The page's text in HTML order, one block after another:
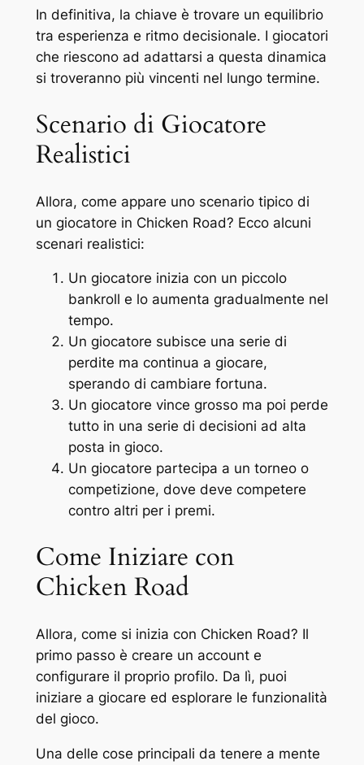
In definitiva, la chiave è trovare un equilibrio
tra esperienza e ritmo decisionale. I giocatori
che riescono ad adattarsi a questa dinamica
si troveranno più vincenti nel lungo termine.
Scenario di Giocatore
Realistici
Allora, come appare uno scenario tipico di
un giocatore in Chicken Road? Ecco alcuni
scenari realistici:
Un giocatore inizia con un piccolo
bankroll e lo aumenta gradualmente nel
tempo.
Un giocatore subisce una serie di
perdite ma continua a giocare,
sperando di cambiare fortuna.
Un giocatore vince grosso ma poi perde
tutto in una serie di decisioni ad alta
posta in gioco.
Un giocatore partecipa a un torneo o
competizione, dove deve competere
contro altri per i premi.
Come Iniziare con
Chicken Road
Allora, come si inizia con Chicken Road? Il
primo passo è creare un account e
configurare il proprio profilo. Da lì, puoi
iniziare a giocare ed esplorare le funzionalità
del gioco.
Una delle cose principali da tenere a mente